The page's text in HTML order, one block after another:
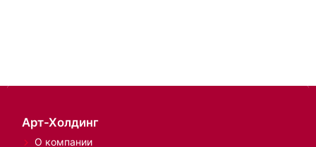
Арт-Холдинг
О компании